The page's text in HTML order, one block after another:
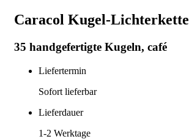
Caracol Kugel-Lichterkette
35 handgefertigte Kugeln, café
Liefertermin
Sofort lieferbar
Lieferdauer
1-2 Werktage